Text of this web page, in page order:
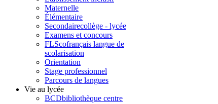
Maternelle
Élémentaire
Secondairecollège - lycée
Examens et concours
FLScofrançais langue de
scolarisation
Orientation
Stage professionnel
Parcours de langues
Vie au lycée
BCDbibliothèque centre